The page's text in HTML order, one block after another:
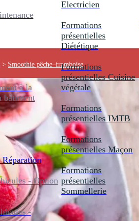
à la
bâtiment
- Option
-
Electricien
Formations
présentielles
Diététique
Formations
présentielles Cuisine
végétale
Formations
présentielles IMTB
Formations
présentielles Maçon
Formations
présentielles
Sommellerie
> Smoothie pêche–framboise